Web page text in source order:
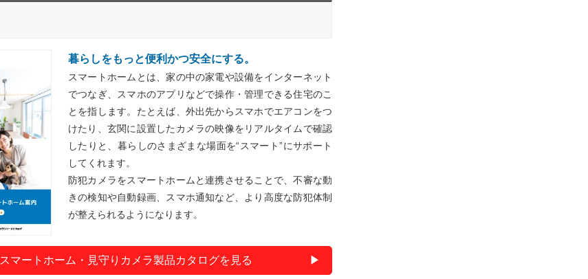
暮らしをもっと便利かつ安全にする。
スマートホームとは、家の中の家電や設備をインターネット
でつなぎ、スマホのアプリなどで操作・管理できる住宅のこ
とを指します。たとえば、外出先からスマホでエアコンをつ
けたり、玄関に設置したカメラの映像をリアルタイムで確認
したりと、暮らしのさまざまな場面を“スマート”にサポート
してくれます。
防犯カメラをスマートホームと連携させることで、不審な動
きの検知や自動録画、スマホ通知など、より高度な防犯体制
が整えられるようになります。
スマートホーム・見守りカメラ製品カタログを見る